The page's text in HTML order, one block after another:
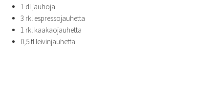
1 dl jauhoja
3 rkl espressojauhetta
1 rkl kaakaojauhetta
0,5 tl leivinjauhetta